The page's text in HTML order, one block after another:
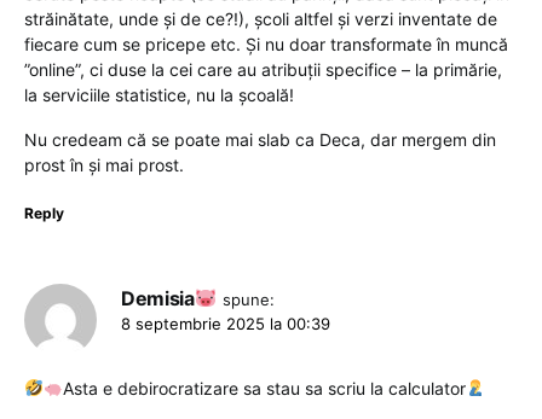
străinătate, unde și de ce?!), școli altfel și verzi inventate de
fiecare cum se pricepe etc. Și nu doar transformate în muncă
”online”, ci duse la cei care au atribuții specifice – la primărie,
la serviciile statistice, nu la școală!
Nu credeam că se poate mai slab ca Deca, dar mergem din
prost în și mai prost.
Reply
Demisia
spune:
8 septembrie 2025 la 00:39
Asta e debirocratizare sa stau sa scriu la calculator